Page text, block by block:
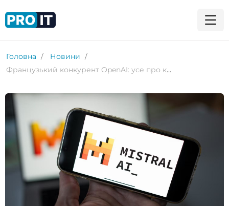
Головна
Новини
Французький конкурент OpenAI: усе про компанію Mistral AI